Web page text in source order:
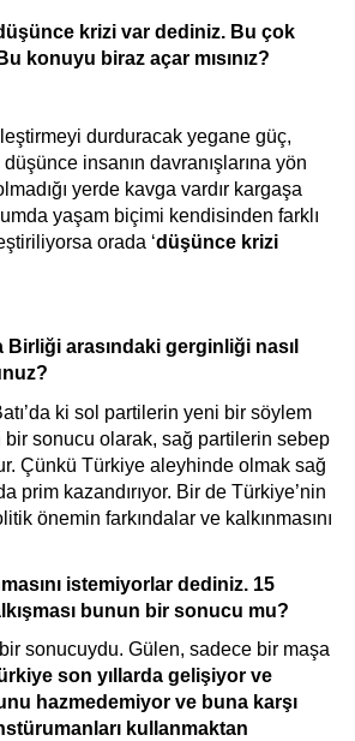
krizi var dediniz. Bu çok
konuyu biraz açar mısınız?
durduracak yegane güç,
insanın davranışlarına yön
yerde kavga vardır kargaşa
yaşam biçimi kendisinden farklı
orada ‘düşünce krizi
arasındaki gerginliği nasıl
ki sol partilerin yeni bir söylem
sonucu olarak, sağ partilerin sebep
Çünkü Türkiye aleyhinde olmak sağ
prim kazandırıyor. Bir de Türkiye’nin
önemin farkındalar ve kalkınmasını
istemiyorlar dediniz. 15
bunun bir sonucu mu?
sonucuydu. Gülen, sadece bir maşa
son yıllarda gelişiyor ve
hazmedemiyor ve buna karşı
kullanmaktan